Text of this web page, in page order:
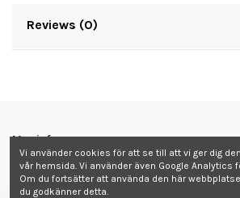
Reviews (0)
Mer info
Kontakta oss
Vi använder cookies för att se till att vi ger dig
vår hemsida. Vi använder även Google Analytics
Om du fortsätter att använda den här
du godkänner detta.